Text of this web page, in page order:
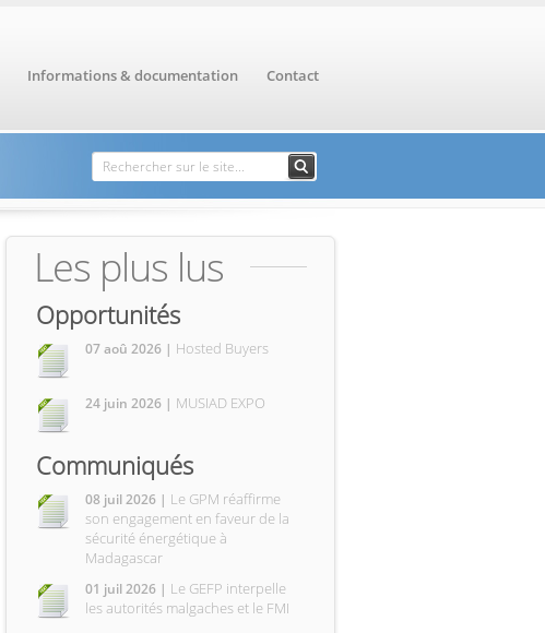
Informations & documentation Contact
Formulaire de
recherche
Rechercher
Les plus lus
Opportunités
07 aoû 2026 | Hosted Buyers
24 juin 2026 | MUSIAD EXPO
Communiqués
08 juil 2026 | Le GPM réaffirme
son engagement en faveur de la
sécurité énergétique à
Madagascar
01 juil 2026 | Le GEFP interpelle
les autorités malgaches et le FMI